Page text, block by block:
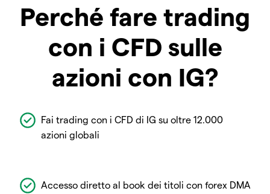
Perché fare trading
con i CFD sulle
azioni con IG?
Fai trading con i CFD di IG su oltre 12.000
azioni globali
Accesso diretto al book dei titoli con forex DMA